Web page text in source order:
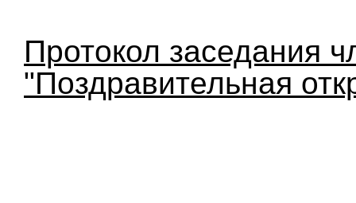
Протокол заседания
"Поздравительная